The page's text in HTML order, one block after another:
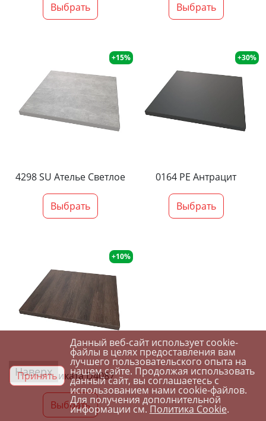
Выбрать Выбрать
+15%
4298 SU Ателье Светлое
Выбрать
+30%
0164 PE Антрацит
Выбрать
+10%
Орех Ликата D4087
Выбрать
Наверх
Принять
Данный веб-сайт использует cookie-
файлы в целях предоставления вам
лучшего пользовательского опыта на
нашем сайте. Продолжая использовать
данный сайт, вы соглашаетесь с
использованием нами cookie-файлов.
Для получения дополнительной
информации см.Политика Cookie.